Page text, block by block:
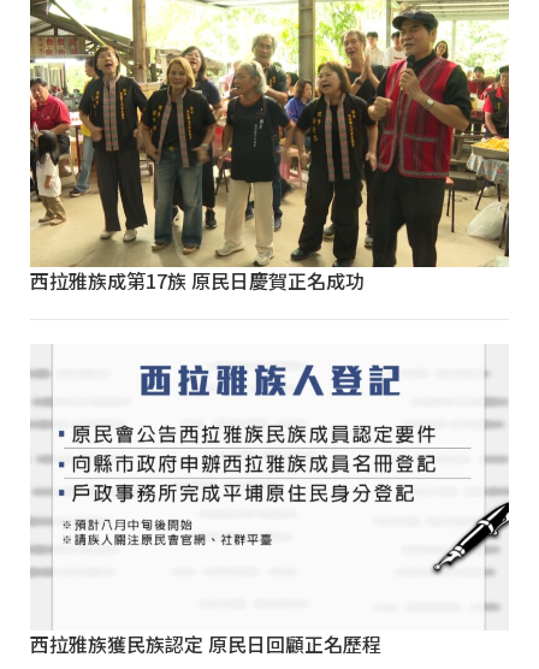
西拉雅族成第17族 原民日慶賀正名成功
西拉雅族獲民族認定 原民日回顧正名歷程